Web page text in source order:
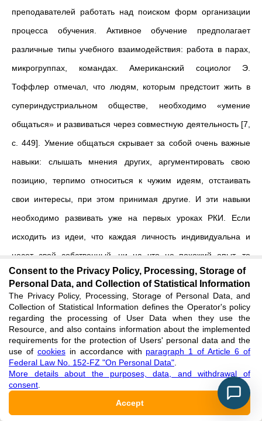
преподавателей работать над поиском форм организации
процесса обучения. Активное обучение предполагает
различные типы учебного взаимодействия: работа в парах,
микрогруппах, командах. Американский социолог Э.
Тоффлер отмечал, что людям, которым предстоит жить в
супериндустриальном обществе, необходимо «умение
общаться» и развиваться через совместную деятельность [7,
с. 449]. Умение общаться скрывает за собой очень важные
навыки: слышать мнения других, аргументировать свою
позицию, терпимо относиться к чужим идеям, отстаивать
свои интересы, при этом принимая другие. И эти навыки
необходимо развивать уже на первых уроках РКИ. Если
исходить из идеи, что каждая личность индивидуальна и
несет свой собственный, ни на что не похожий опыт, то
учение через коллективное взаимодействие представляется
важным образовательным принципом при изучении
иностранного языка. Групповая деятельность способствует, с
одной стороны, формированию коллектива, а с другой —
активизации возможностей личности каждого обучаемого.
Немаловажное значение при этом имеет ролевая
организация общения, помогающая учащимся
дистанцироваться от самих себя, а значит и от боязни
Consent to the Privacy Policy, Processing, Storage of
Personal Data, and Collection of Statistical Information
The Privacy Policy, Processing, Storage of Personal Data, and
Collection of Statistical Information defines the Operator's policy
regarding the processing of User Data when they use the
Resource, and also contains information about the implemented
requirements for the protection of Users' personal data and the
use of cookiesin accordance with paragraph 1 of Article 6 of
Federal Law No. 152-FZ "On Personal Data"
More details about the purposes, data, and withdrawal of
consent
Accept